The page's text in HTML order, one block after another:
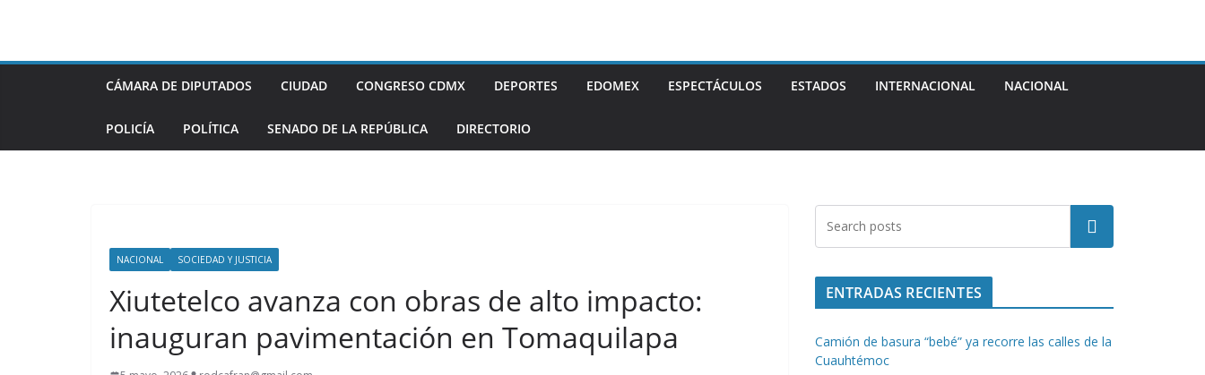
contenido
CÁMARA DE DIPUTADOS CIUDAD CONGRESO CDMX DEPORTES EDOMEX ESPECTÁCULOS ESTADOS INTERNACIONAL NACIONAL
POLICÍA POLÍTICA SENADO DE LA REPÚBLICA DIRECTORIO
NACIONAL SOCIEDAD Y JUSTICIA
Xiutetelco avanza con obras de alto impacto:
inauguran pavimentación en Tomaquilapa
Buscar
ENTRADAS RECIENTES
Camión de basura “bebé” ya recorre las calles de la
Cuauhtémoc